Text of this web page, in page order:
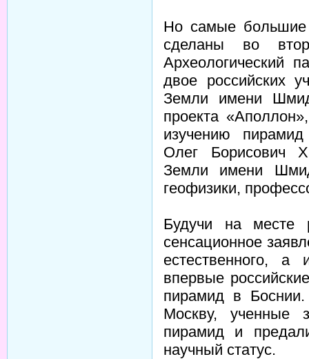
Но самые
сделаны во
Археологический
двое российских
Земли имени
проекта
изучению
Олег Борисович
Земли имени
геофизики,
Будучи на месте
сенсационное
естественного, а
впервые
пирамид в
Москву, ученные
пирамид и
научный статус.